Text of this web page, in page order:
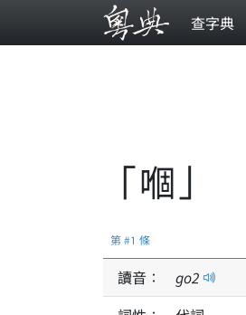
查字典
「嗰」
第 #1 條
讀音： go2